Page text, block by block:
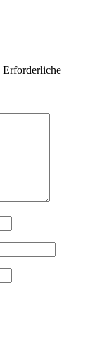
Erforderliche